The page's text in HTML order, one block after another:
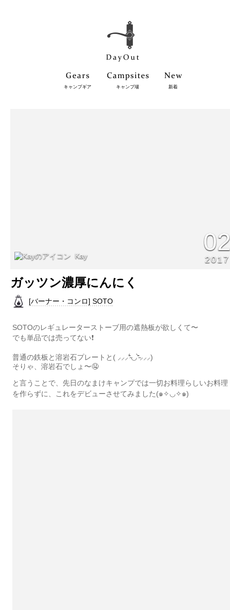
キャンプギア キャンプ場 新着
Kay 2017
ガッツン濃厚にんにく
[バーナー・コンロ] SOTO
SOTOのレギュレーターストーブ用の遮熱板が欲しくて〜
でも単品では売ってない❗️
普通の鉄板と溶岩石プレートと( ⸝⸝⸝⁼̴́◡︎⁼̴̀⸝⸝⸝)
そりゃ、溶岩石でしょ〜🤤
と言うことで、先日のなまけキャンプでは一切お料理らしいお料理
を作らずに、これをデビューさせてみました(๑✧◡✧๑)